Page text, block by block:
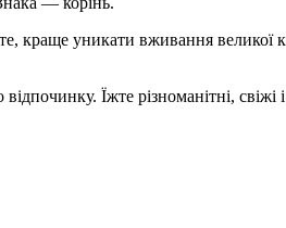
уникати вживання великої
Їжте різноманітні,